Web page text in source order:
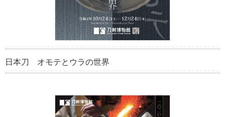
日本刀 オモテとウラの世界